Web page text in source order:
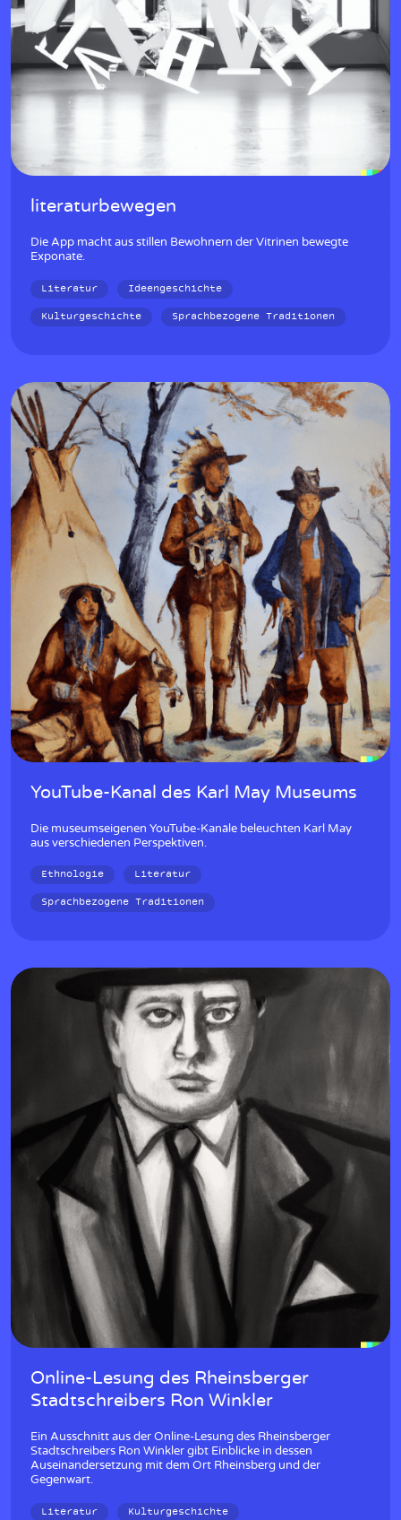
literaturbewegen
Die App macht aus stillen Bewohnern der Vitrinen bewegte
Exponate.
Literatur
Ideengeschichte
Kulturgeschichte
Sprachbezogene Traditionen
YouTube-Kanal des Karl May Museums
Die museumseigenen YouTube-Kanäle beleuchten Karl May
aus verschiedenen Perspektiven.
Ethnologie
Literatur
Sprachbezogene Traditionen
Online-Lesung des Rheinsberger
Stadtschreibers Ron Winkler
Ein Ausschnitt aus der Online-Lesung des Rheinsberger
Stadtschreibers Ron Winkler gibt Einblicke in dessen
Auseinandersetzung mit dem Ort Rheinsberg und der
Gegenwart.
Literatur
Kulturgeschichte